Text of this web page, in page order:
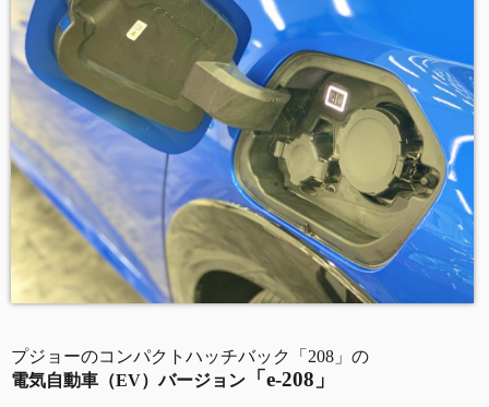
プジョーのコンパクトハッチバック「208」の
電気自動車（EV）バージョン 「 e-208 」